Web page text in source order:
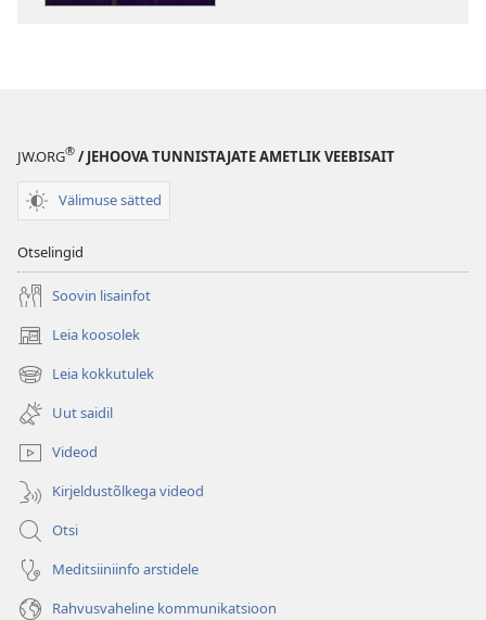
JW.ORG® / JEHOOVA TUNNISTAJATE AMETLIK VEEBISAIT
Välimuse sätted
Otselingid
Soovin lisainfot
Leia koosolek
(avab
uue
akna)
Leia kokkutulek
(avab
uue
akna)
Uut saidil
Videod
Kirjeldustõlkega videod
Otsi
Meditsiiniinfo arstidele
Rahvusvaheline kommunikatsioon